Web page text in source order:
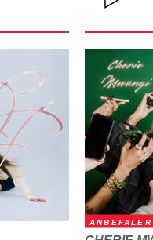
ANBEFALER